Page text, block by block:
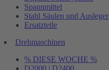
Spannmittel
Stahl Säulen und Ausleger
Ersatzteile
Drehmaschinen
% DIESE WOCHE %
D2000 | D2400